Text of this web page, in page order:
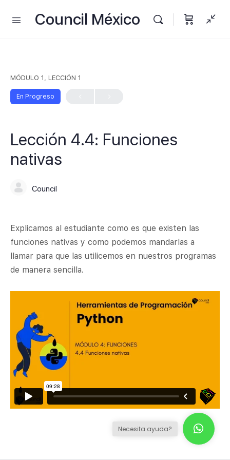
Council México
MÓDULO 1, LECCIÓN 1
En Progreso
Lección 4.4: Funciones
nativas
Council
Explicamos al estudiante como es que existen las
funciones nativas y como podemos mandarlas a
llamar para que las utilicemos en nuestros programas
de manera sencilla.
Necesita ayuda?